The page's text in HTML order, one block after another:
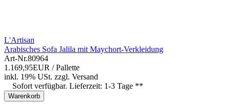
L'Artisan
Arabisches Sofa Jalila mit Maychort-Verkleidung
Art-Nr.80964
1.169,95EUR / Pallette
inkl. 19% USt. zzgl. Versand
Sofort verfügbar. Lieferzeit: 1-3 Tage **
Warenkorb